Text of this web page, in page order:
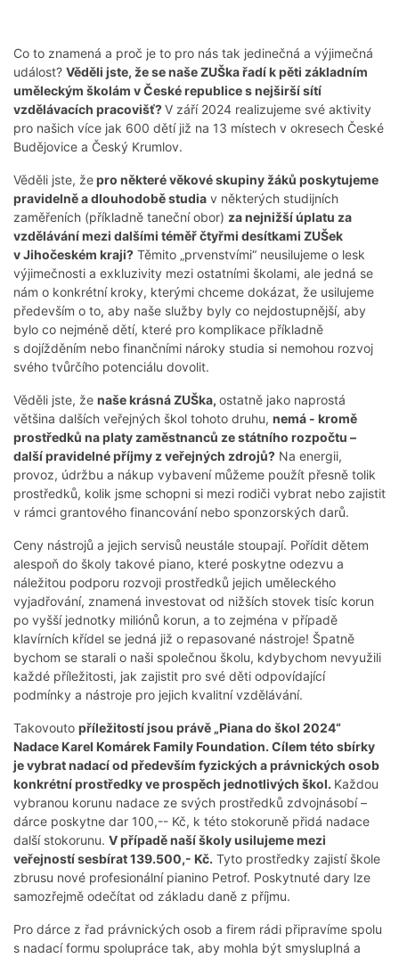
Co to znamená a proč je to pro nás tak jedinečná a výjimečná
událost? Věděli jste, že se naše ZUŠka řadí k pěti základním
uměleckým školám v České republice s nejširší sítí
vzdělávacích pracovišť?V září 2024 realizujeme své aktivity
pro našich více jak 600 dětí již na 13 místech v okresech České
Budějovice a Český Krumlov.
Věděli jste, žepro některé věkové skupiny žáků poskytujeme
pravidelně a dlouhodobě studia v některých studijních
zaměřeních (příkladně taneční obor) za nejnižší úplatu za
vzdělávání mezi dalšími téměř čtyřmi desítkami ZUŠek
v Jihočeském kraji? Těmito „prvenstvími“ neusilujeme o lesk
výjimečnosti a exkluzivity mezi ostatními školami, ale jedná se
nám o konkrétní kroky, kterými chceme dokázat, že usilujeme
především o to, aby naše služby byly co nejdostupnější, aby
bylo co nejméně dětí, které pro komplikace příkladně
s dojížděním nebo finančními nároky studia si nemohou rozvoj
svého tvůrčího potenciálu dovolit.
Věděli jste, že naše krásná ZUŠka, ostatně jako naprostá
většina dalších veřejných škol tohoto druhu, nemá - kromě
prostředků na platy zaměstnanců ze státního rozpočtu –
další pravidelné příjmy z veřejných zdrojů? Na energii,
provoz, údržbu a nákup vybavení můžeme použít přesně tolik
prostředků, kolik jsme schopni si mezi rodiči vybrat nebo zajistit
v rámci grantového financování nebo sponzorských darů.
Ceny nástrojů a jejich servisů neustále stoupají. Pořídit dětem
alespoň do školy takové piano, které poskytne odezvu a
náležitou podporu rozvoji prostředků jejich uměleckého
vyjadřování, znamená investovat od nižších stovek tisíc korun
po vyšší jednotky miliónů korun, a to zejména v případě
klavírních křídel se jedná již o repasované nástroje! Špatně
bychom se starali o naši společnou školu, kdybychom nevyužili
každé příležitosti, jak zajistit pro své děti odpovídající
podmínky a nástroje pro jejich kvalitní vzdělávání.
Takovouto příležitostí jsou právě „Piana do škol 2024“
Nadace Karel Komárek Family Foundation. Cílem této sbírky
je vybrat nadací od především fyzických a právnických osob
konkrétní prostředky ve prospěch jednotlivých škol. Každou
vybranou korunu nadace ze svých prostředků zdvojnásobí –
dárce poskytne dar 100,-- Kč, k této stokoruně přidá nadace
další stokorunu. V případě naší školy usilujeme mezi
veřejností sesbírat 139.500,- Kč. Tyto prostředky zajistí škole
zbrusu nové profesionální pianino Petrof. Poskytnuté dary lze
samozřejmě odečítat od základu daně z příjmu.
Pro dárce z řad právnických osob a firem rádi připravíme spolu
s nadací formu spolupráce tak, aby mohla být smysluplná a